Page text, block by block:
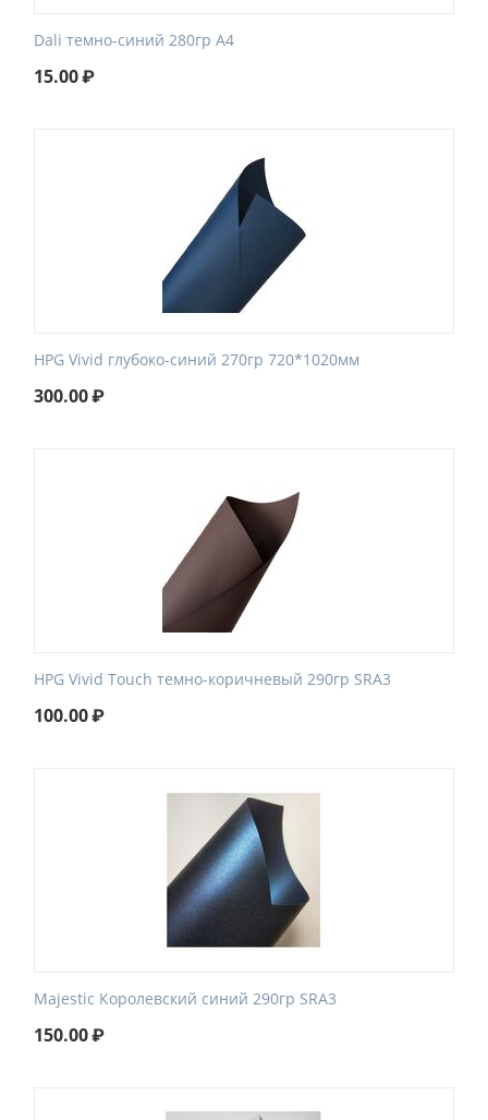
Dali темно-синий 280гр А4
15.00₽
HPG Vivid глубоко-синий 270гр 720*1020мм
300.00₽
HPG Vivid Touch темно-коричневый 290гр SRA3
100.00₽
Majestic Королевский синий 290гр SRA3
150.00₽